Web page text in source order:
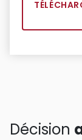
Décision